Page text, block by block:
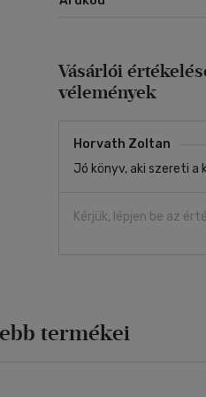
Vásárlói
vélemények
Horvath Zoltan
Jó könyv, aki szereti a
Kérjük, lépjen be az
termékei